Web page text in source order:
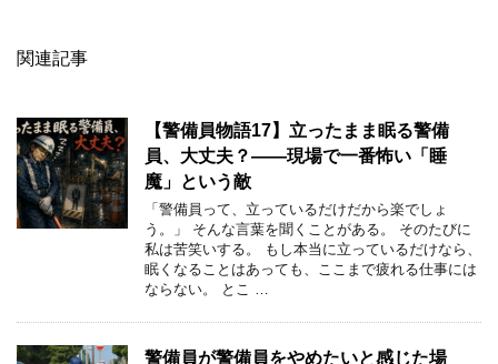
関連記事
【警備員物語17】立ったまま眠る警備
員、大丈夫？――現場で一番怖い「睡
魔」という敵
「警備員って、立っているだけだから楽でしょ
う。」 そんな言葉を聞くことがある。 そのたびに
私は苦笑いする。 もし本当に立っているだけなら、
眠くなることはあっても、ここまで疲れる仕事には
ならない。 とこ …
警備員が警備員をやめたいと感じた場